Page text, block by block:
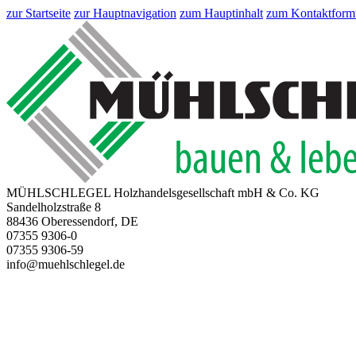
zur Startseite zur Hauptnavigation zum Hauptinhalt zum
MÜHLSCHLEGEL Holzhandelsgesellschaft mbH & Co. KG
Sandelholzstraße 8
88436 Oberessendorf, DE
07355 9306-0
07355 9306-59
info@muehlschlegel.de